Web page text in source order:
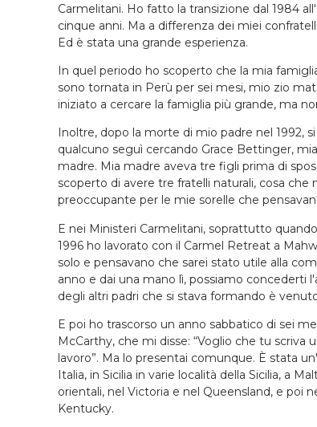
Carmelitani. Ho fatto la transizione dal 1984
cinque anni. Ma a differenza dei miei
Ed è stata una grande esperienza.
In quel periodo ho scoperto che la mia
sono tornata in Perù per sei mesi, mio zio
iniziato a cercare la famiglia più grande, ma
Inoltre, dopo la morte di mio padre nel 1992,
qualcuno seguì cercando Grace Bettinger,
madre. Mia madre aveva tre figli prima di
scoperto di avere tre fratelli naturali, cosa
preoccupante per le mie sorelle che
E nei Ministeri Carmelitani, soprattutto
1996 ho lavorato con il Carmel Retreat a
solo e pensavano che sarei stato utile alla
anno e dai una mano lì, possiamo concederti
degli altri padri che si stava formando è
E poi ho trascorso un anno sabbatico di sei
McCarthy, che mi disse: “Voglio che tu
lavoro”. Ma lo presentai comunque. È stata
Italia, in Sicilia in varie località della Sicilia, a
orientali, nel Victoria e nel Queensland, e poi
Kentucky.